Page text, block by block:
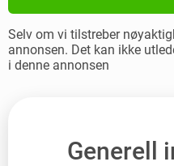
Selv om vi tilstreber
annonsen. Det kan ikke
i denne annonsen
Generell